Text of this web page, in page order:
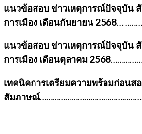
แนวข้อสอบ ข่าวเหตุการณ์ปัจจุบัน สั
การเมือง เดือนกันยายน 2568
แนวข้อสอบ ข่าวเหตุการณ์ปัจจุบัน สั
การเมือง เดือนตุลาคม 2568
เทคนิคการเตรียมความพร้อมก่อนส
สัมภาษณ์